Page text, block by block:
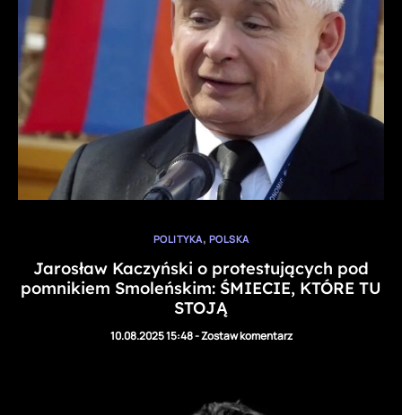
POLITYKA, POLSKA
Jarosław Kaczyński o protestujących pod
pomnikiem Smoleńskim: ŚMIECIE, KTÓRE TU
STOJĄ
10.08.2025 15:48-Zostaw komentarz